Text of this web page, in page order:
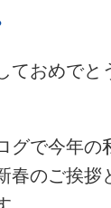
ておめでと
グで今年の
春のご挨拶